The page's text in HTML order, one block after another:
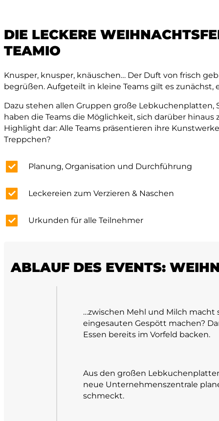
DIE LECKERE
TEAMIO
Knusper, knusper, knäuschen… Der Duft von frisch
begrüßen. Aufgeteilt in kleine Teams gilt es zunächst,
Dazu stehen allen Gruppen große Lebkuchenplatten,
haben die Teams die Möglichkeit, sich darüber
Highlight dar: Alle Teams präsentieren ihre
Treppchen?
Planung, Organisation und Durchführung
Leckereien zum Verzieren & Naschen
Urkunden für alle Teilnehmer
ABLAUF DES EVENTS:
…zwischen Mehl und Milch macht
eingesauten Gespött machen?
Essen bereits im Vorfeld backen.
Aus den großen
neue Unternehmenszentrale
schmeckt.